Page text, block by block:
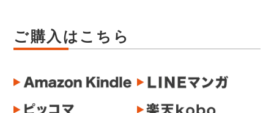
ご購入はこちら